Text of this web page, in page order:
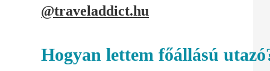
@traveladdict.hu
Hogyan lettem főállású